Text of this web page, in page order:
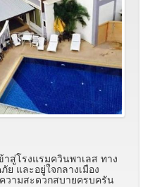
สู่โรงแรมควินพาเลส ทาง
ย และอยู่ใจกลางเมือง
วามสะดวกสบายครบครัน